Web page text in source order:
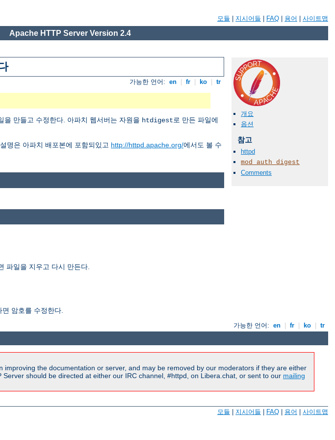
모듈 지시어들 FAQ 용어 사이트맵
Apache HTTP Server Version 2.4
가능한 언어: en fr ko tr
만들고 수정한다. 아파치 웹서버는 자원을 htdigest로 만든 파일에
명은 아파치 배포본에 포함되있고 http://httpd.apache.org/에서도 볼 수
개요
옵션
참고
httpd
mod_auth_digest
Comments
파일을 지우고 다시 만든다.
암호를 수정한다.
가능한 언어: en fr ko tr
the documentation or server, and may be removed by our moderators if they are either
should be directed at either our IRC channel, #httpd, on Libera.chat, or sent to our mailing
모듈 지시어들 FAQ 용어 사이트맵